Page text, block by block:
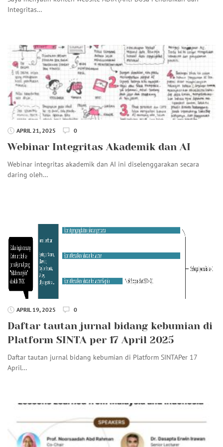
Integritas…
APRIL 21, 2025 0
Webinar Integritas Akademik dan AI
Webinar integritas akademik dan AI ini diselenggarakan secara
daring oleh…
APRIL 19, 2025 0
Daftar tautan jurnal bidang kebumian di
Platform SINTA per 17 April 2025
Daftar tautan jurnal bidang kebumian di Platform SINTAPer 17
April…